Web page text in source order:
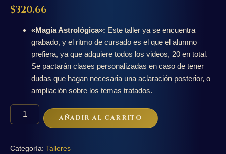
$320.66
«Magia Astrológica»: Este taller ya se encuentra
grabado, y el ritmo de cursado es el que el alumno
prefiera, ya que adquiere todos los videos, 20 en total.
Se pactarán clases personalizadas en caso de tener
dudas que hagan necesaria una aclaración posterior, o
ampliación sobre los temas tratados.
Taller
Astrológica
cantidad
AÑADIR AL CARRITO
Categoría: Talleres